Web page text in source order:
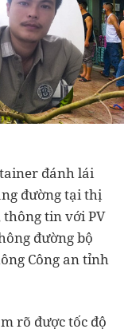
đánh lái
đường tại thị
tin với PV
đường bộ
Công an tỉnh
rõ được tốc độ